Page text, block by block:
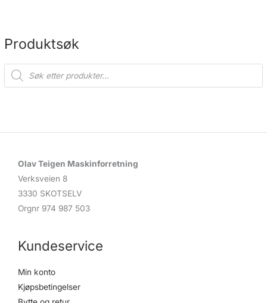
Produktsøk
P
d
Olav Teigen Maskinforretning
Verksveien 8
3330 SKOTSELV
Orgnr 974 987 503
Kundeservice
Min konto
Kjøpsbetingelser